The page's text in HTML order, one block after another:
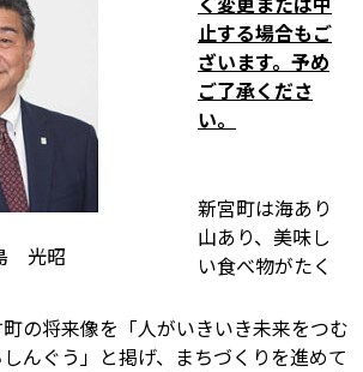
光昭
の将来像を「人がいきいき未来をつむ
んぐう」と掲げ、まちづくりを進めて
止する場合もご
ざいます。予め
ご了承くださ
い。
新宮町は海あり
山あり、美味し
い食べ物がたく